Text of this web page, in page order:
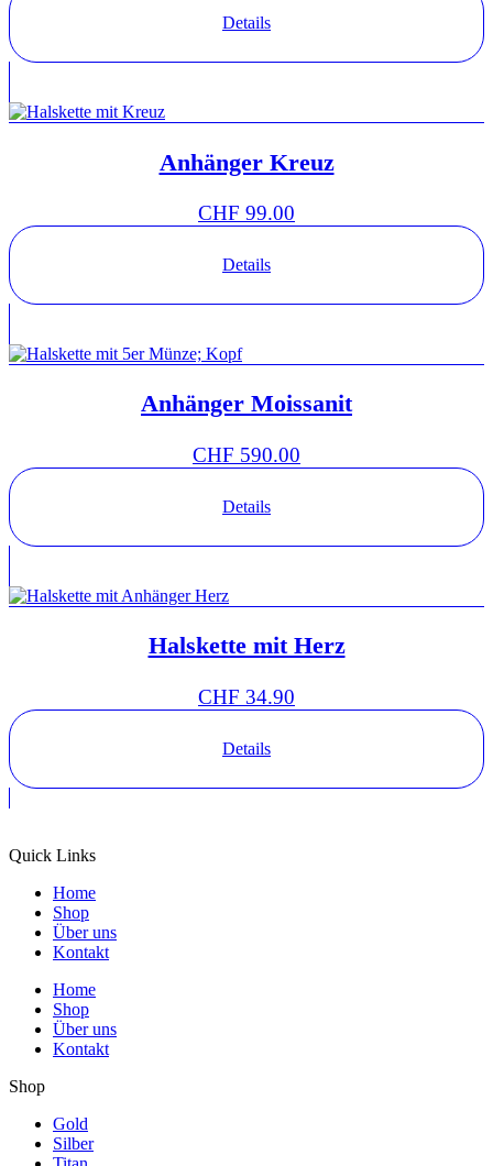
Details
Anhänger Kreuz
CHF 99.00
Details
Anhänger Moissanit
CHF 590.00
Details
Halskette mit Herz
CHF 34.90
Details
Quick Links
Home
Shop
Über uns
Kontakt
Home
Shop
Über uns
Kontakt
Shop
Gold
Silber